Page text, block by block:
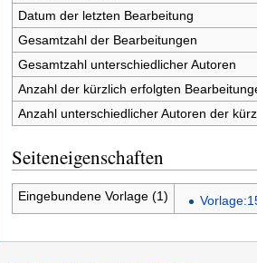
Datum der letzten Bearbeitung
Gesamtzahl der Bearbeitungen
Gesamtzahl unterschiedlicher Autoren
Anzahl der kürzlich erfolgten
Anzahl unterschiedlicher Autoren der
Seiteneigenschaften
Eingebundene Vorlage (1)